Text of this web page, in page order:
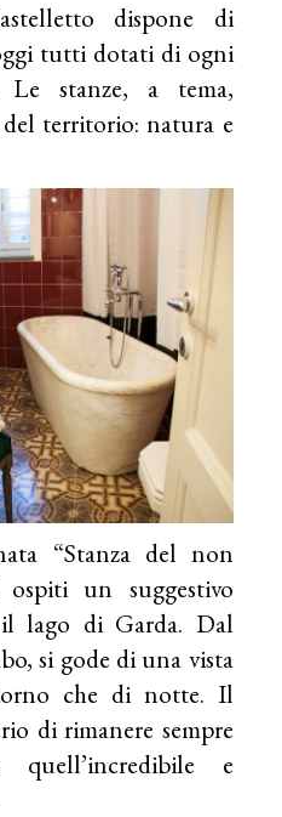
dispone di
tutti dotati di ogni
stanze, a tema,
del territorio: natura e
“Stanza del non
un suggestivo
lago di Garda. Dal
si gode di una vista
che di notte. Il
di rimanere sempre
e